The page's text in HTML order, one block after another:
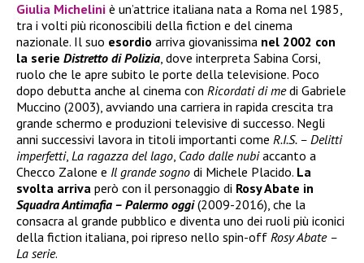
Giulia Michelini è un’attrice italiana nata a Roma nel 1985,
tra i volti più riconoscibili della fiction e del cinema
nazionale. Il suo esordio arriva giovanissima nel 2002 con
la serie Distretto di Polizia, dove interpreta Sabina Corsi,
ruolo che le apre subito le porte della televisione. Poco
dopo debutta anche al cinema con Ricordati di medi Gabriele
Muccino (2003), avviando una carriera in rapida crescita tra
grande schermo e produzioni televisive di successo. Negli
anni successivi lavora in titoli importanti come R.I.S. – Delitti
imperfetti, La ragazza del lago, Cado dalle nubiaccanto a
Checco Zalone e Il grande sogno di Michele Placido. La
svolta arriva però con il personaggio di Rosy Abate in
Squadra Antimafia – Palermo oggi(2009-2016), che la
consacra al grande pubblico e diventa uno dei ruoli più iconici
della fiction italiana, poi ripreso nello spin-off Rosy Abate –
La serie.